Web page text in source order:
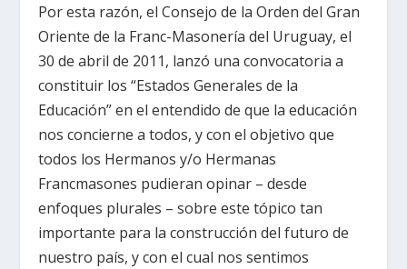
Por esta razón, el Consejo de la Orden del Gran
Oriente de la Franc-Masonería del Uruguay, el
30 de abril de 2011, lanzó una convocatoria a
constituir los “Estados Generales de la
Educación” en el entendido de que la educación
nos concierne a todos, y con el objetivo que
todos los Hermanos y/o Hermanas
Francmasones pudieran opinar – desde
enfoques plurales – sobre este tópico tan
importante para la construcción del futuro de
nuestro país, y con el cual nos sentimos